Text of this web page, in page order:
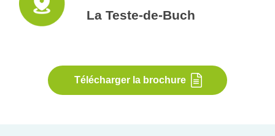
La Teste-de-Buch
Télécharger la brochure